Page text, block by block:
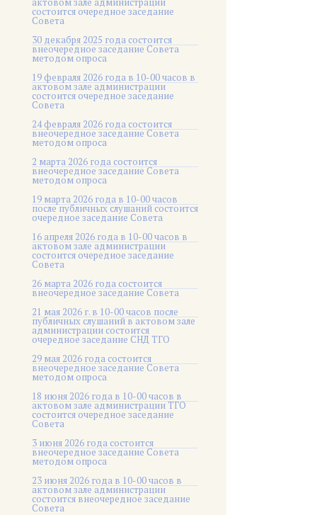
состоится очередное заседание
Совета
30 декабря 2025 года состоится
внеочередное заседание Совета
методом опроса
19 февраля 2026 года в 10-00 часов в
актовом зале администрации
состоится очередное заседание
Совета
24 февраля 2026 года состоится
внеочередное заседание Совета
методом опроса
2 марта 2026 года состоится
внеочередное заседание Совета
методом опроса
19 марта 2026 года в 10-00 часов
после публичных слушаний состоится
очередное заседание Совета
16 апреля 2026 года в 10-00 часов в
актовом зале администрации
состоится очередное заседание
Совета
26 марта 2026 года состоится
внеочередное заседание Совета
21 мая 2026 г. в 10-00 часов после
публичных слушаний в актовом зале
администрации состоится
очередное заседание СНД ТГО
29 мая 2026 года состоится
внеочередное заседание Совета
методом опроса
18 июня 2026 года в 10-00 часов в
актовом зале администрации ТГО
состоится очередное заседание
Совета
3 июня 2026 года состоится
внеочередное заседание Совета
методом опроса
23 июня 2026 года в 10-00 часов в
актовом зале администрации
состоится внеочередное заседание
Совета